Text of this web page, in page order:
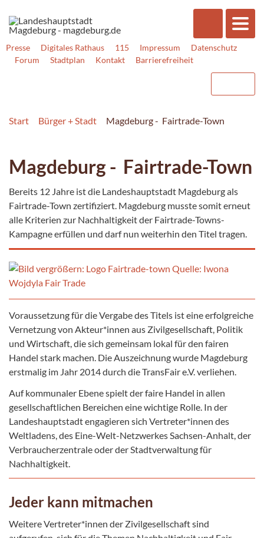
Presse Digitales Rathaus 115 Impressum
Datenschutz
Forum
Stadtplan Kontakt Barrierefreiheit
Start Bürger + Stadt Magdeburg - Fairtrade-Town
Magdeburg - Fairtrade-Town
Bereits 12 Jahre ist die Landeshauptstadt Magdeburg als
Fairtrade-Town zertifiziert. Magdeburg musste somit erneut
alle Kriterien zur Nachhaltigkeit der Fairtrade-Towns-
Kampagne erfüllen und darf nun weiterhin den Titel tragen.
Voraussetzung für die Vergabe des Titels ist eine erfolgreiche
Vernetzung von Akteur*innen aus Zivilgesellschaft, Politik
und Wirtschaft, die sich gemeinsam lokal für den fairen
Handel stark machen. Die Auszeichnung wurde Magdeburg
erstmalig im Jahr 2014 durch die TransFair e.V. verliehen.
Auf kommunaler Ebene spielt der faire Handel in allen
gesellschaftlichen Bereichen eine wichtige Rolle. In der
Landeshauptstadt engagieren sich Vertreter*innen des
Weltladens, des Eine-Welt-Netzwerkes Sachsen-Anhalt, der
Verbraucherzentrale oder der Stadtverwaltung für
Nachhaltigkeit.
Jeder kann mitmachen
Weitere Vertreter*innen der Zivilgesellschaft sind